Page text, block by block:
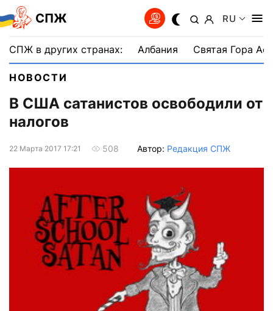
СПЖ RU
СПЖ в других странах: Албания Святая Гора
НОВОСТИ
В США сатанистов освободили от
налогов
22 Марта 2017 17:21 508 Автор: Редакция СПЖ